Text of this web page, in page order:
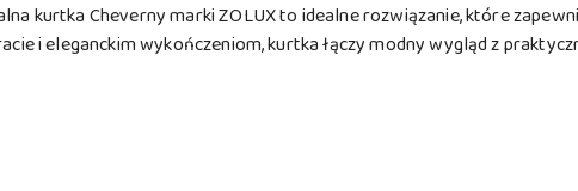
kurtka Cheverny marki ZOLUX to idealne rozwiązanie, które
i eleganckim wykończeniom, kurtka łączy modny wygląd z